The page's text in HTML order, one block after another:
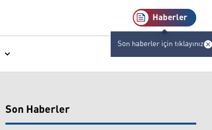
Haberler
Son haberler için tıklayınız
Son Haberler